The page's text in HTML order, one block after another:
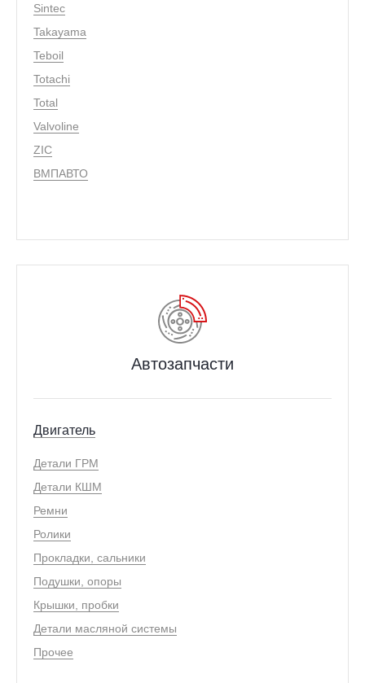
Sintec
Takayama
Teboil
Totachi
Total
Valvoline
ZIC
ВМПАВТО
Автозапчасти
Двигатель
Детали ГРМ
Детали КШМ
Ремни
Ролики
Прокладки, сальники
Подушки, опоры
Крышки, пробки
Детали масляной системы
Прочее